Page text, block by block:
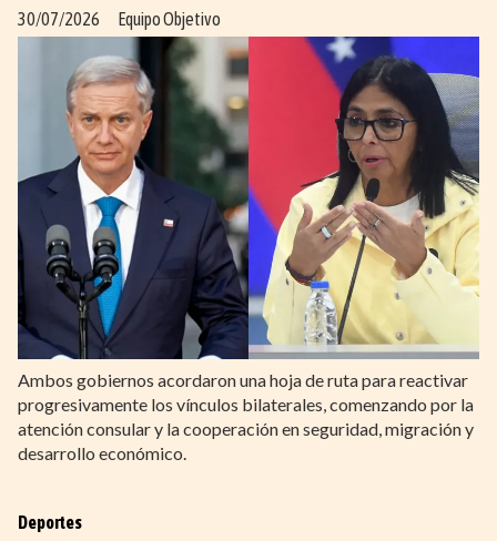
Equipo Objetivo
30/07/2026
Ambos gobiernos acordaron una hoja de ruta para reactivar
progresivamente los vínculos bilaterales, comenzando por la
atención consular y la cooperación en seguridad, migración y
desarrollo económico.
Deportes